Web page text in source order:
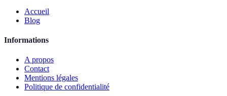
Accueil
Blog
Informations
A propos
Contact
Mentions légales
Politique de confidentialité